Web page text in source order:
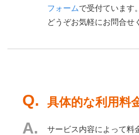
フォームで受付ています。
どうぞお気軽にお問合せ
具体的な利用料
サービス内容によって料